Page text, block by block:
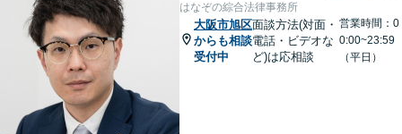
はなぞの綜合法律事務所
大阪市旭区
からも相談
受付中
面談方法(対面・
電話・ビデオな
ど)は応相談
営業時間：0
0:00~23:59
（平日）